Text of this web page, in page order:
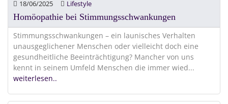
18/06/2025 Lifestyle
Homöopathie bei Stimmungsschwankungen
Stimmungsschwankungen – ein launisches Verhalten
unausgeglichener Menschen oder vielleicht doch eine
gesundheitliche Beeinträchtigung? Mancher von uns
kennt in seinem Umfeld Menschen die immer wied...
weiterlesen..